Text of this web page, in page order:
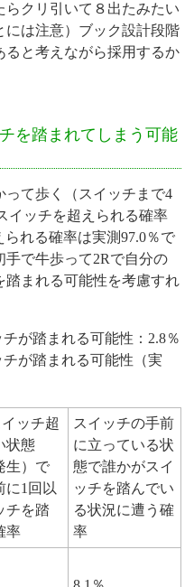
クリ引いて８出たみたい
には注意）ブック設計段階
ると考えながら採用するか
を踏まれてしまう可能
って歩く（スイッチまで4
イッチを超えられる確率
れる確率は実測97.0％で
手で牛歩って2Rで自分の
踏まれる可能性を考慮すれ
が踏まれる可能性：2.8％
が踏まれる可能性（実
ッチ超
状態
生）で
に1回以
チを踏
率
スイッチの手前
に立っている状
態で誰かがスイ
ッチを踏んでい
る状況に遭う確
率